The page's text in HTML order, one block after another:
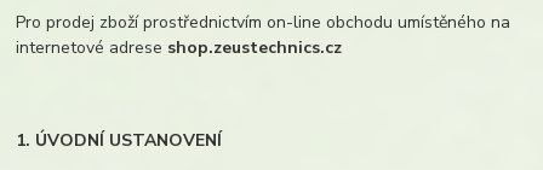
Pro prodej zboží prostřednictvím on-line obchodu umístěného na
internetové adrese shop.zeustechnics.cz
1. ÚVODNÍ USTANOVENÍ